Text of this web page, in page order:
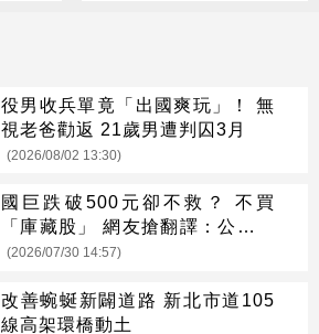
役男收兵單竟「出國爽玩」！ 無
視老爸勸返 21歲男遭判囚3月
(2026/08/02 13:30)
國巨跌破500元卻不救？ 不買
「庫藏股」 網友搶翻譯：公司不
接刀
(2026/07/30 14:57)
改善蜿蜒新闢道路 新北市道105
線高架環橋動土